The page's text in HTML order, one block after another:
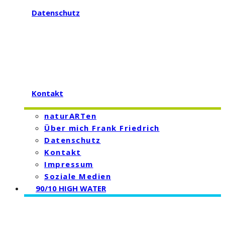
Datenschutz
Kontakt
naturARTen
Über mich Frank Friedrich
Datenschutz
Kontakt
Impressum
Soziale Medien
90/10 HIGH WATER